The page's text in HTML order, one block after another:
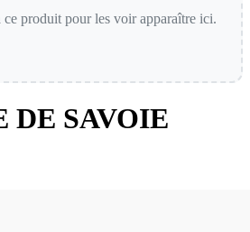
ce produit pour les voir apparaître ici.
DE SAVOIE